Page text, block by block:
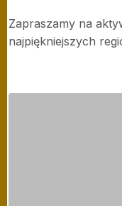
Zapraszamy na
najpiękniejszych